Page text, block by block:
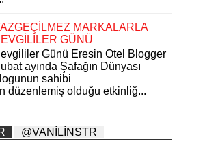
MARKALARLA
GÜNÜ
Günü Eresin Otel Blogger
ayında Şafağın Dünyası
sahibi
düzenlemiş olduğu etkinliğ...
@VANİLİNSTR